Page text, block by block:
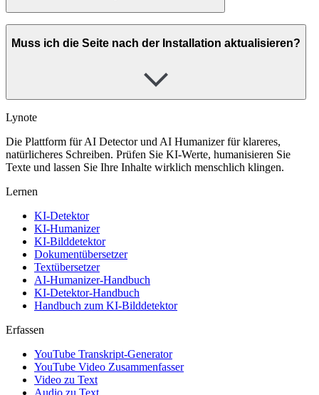
Muss ich die Seite nach der Installation aktualisieren?
Lynote
Die Plattform für AI Detector und AI Humanizer für klareres,
natürlicheres Schreiben. Prüfen Sie KI-Werte, humanisieren Sie
Texte und lassen Sie Ihre Inhalte wirklich menschlich klingen.
Lernen
KI-Detektor
KI-Humanizer
KI-Bilddetektor
Dokumentübersetzer
Textübersetzer
AI-Humanizer-Handbuch
KI-Detektor-Handbuch
Handbuch zum KI-Bilddetektor
Erfassen
YouTube Transkript-Generator
YouTube Video Zusammenfasser
Video zu Text
Audio zu Text